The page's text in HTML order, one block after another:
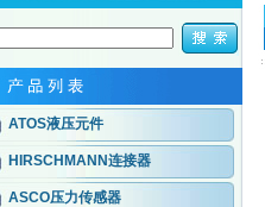
ATOS液压元件
HIRSCHMANN连接器
ASCO压力传感器